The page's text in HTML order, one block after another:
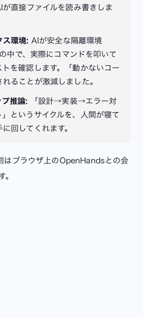
が直接ファイルを読み書きしま
ス環境: AIが安全な隔離環境
中で、実際にコマンドを叩いて
トを確認します。「動かないコー
ることが激減しました。
推論: 「設計→実装→エラー対
というサイクルを、人間が寝て
回してくれます。
はブラウザ上のOpenHandsとの会